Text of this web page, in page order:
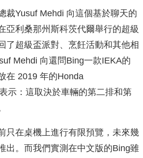
裁Yusuf Mehdi 向這個基於聊天的
亞利桑那州斯科茨代爾舉行的超級
了超級盃派對、烹飪活動和其他相
Mehdi 向還問Bing一款IEKA的
在 2019 年的Honda
示：這取決於車輛的第二排和第
只在桌機上進行有限預覽，未來幾
出。而我們實測在中文版的Bing雖